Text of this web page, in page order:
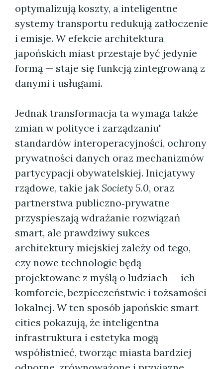
optymalizują koszty, a inteligentne
systemy transportu redukują zatłoczenie
i emisje. W efekcie architektura
japońskich miast przestaje być jedynie
formą — staje się funkcją zintegrowaną z
danymi i usługami.
Jednak transformacja ta wymaga także
zmian w polityce i zarządzaniu"
standardów interoperacyjności, ochrony
prywatności danych oraz mechanizmów
partycypacji obywatelskiej. Inicjatywy
rządowe, takie jak Society 5.0, oraz
partnerstwa publiczno‑prywatne
przyspieszają wdrażanie rozwiązań
smart, ale prawdziwy sukces
architektury miejskiej zależy od tego,
czy nowe technologie będą
projektowane z myślą o ludziach — ich
komforcie, bezpieczeństwie i tożsamości
lokalnej. W ten sposób japońskie smart
cities pokazują, że inteligentna
infrastruktura i estetyka mogą
współistnieć, tworząc miasta bardziej